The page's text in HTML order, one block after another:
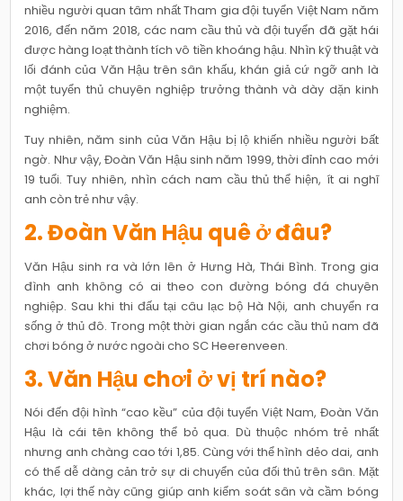
nhiều người quan tâm nhất Tham gia đội tuyển Việt Nam năm
2016, đến năm 2018, các nam cầu thủ và đội tuyển đã gặt hái
được hàng loạt thành tích vô tiền khoáng hậu. Nhìn kỹ thuật và
lối đánh của Văn Hậu trên sân khấu, khán giả cứ ngỡ anh là
một tuyển thủ chuyên nghiệp trưởng thành và dày dặn kinh
nghiệm.
Tuy nhiên, năm sinh của Văn Hậu bị lộ khiến nhiều người bất
ngờ. Như vậy, Đoàn Văn Hậu sinh năm 1999, thời đỉnh cao mới
19 tuổi. Tuy nhiên, nhìn cách nam cầu thủ thể hiện, ít ai nghĩ
anh còn trẻ như vậy.
2. Đoàn Văn Hậu quê ở đâu?
Văn Hậu sinh ra và lớn lên ở Hưng Hà, Thái Bình. Trong gia
đình anh không có ai theo con đường bóng đá chuyên
nghiệp. Sau khi thi đấu tại câu lạc bộ Hà Nội, anh chuyển ra
sống ở thủ đô. Trong một thời gian ngắn các cầu thủ nam đã
chơi bóng ở nước ngoài cho SC Heerenveen.
3. Văn Hậu chơi ở vị trí nào?
Nói đến đội hình “cao kều” của đội tuyển Việt Nam, Đoàn Văn
Hậu là cái tên không thể bỏ qua. Dù thuộc nhóm trẻ nhất
nhưng anh chàng cao tới 1,85. Cùng với thể hình dẻo dai, anh
có thể dễ dàng cản trở sự di chuyển của đối thủ trên sân. Mặt
khác, lợi thế này cũng giúp anh kiểm soát sân và cầm bóng